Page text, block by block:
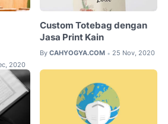
2020
Custom Totebag dengan
Jasa Print Kain
By CAHYOGYA.COM • 25 Nov, 2020